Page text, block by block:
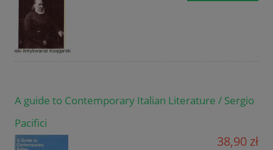
A guide to Contemporary Italian Literature / Sergio
Pacifici
38,90 zł